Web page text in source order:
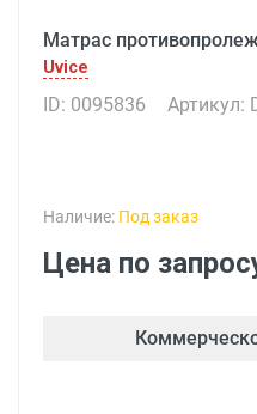
Матрас
Uvice
ID: 0095836 Артикул:
Наличие: Под заказ
Цена по